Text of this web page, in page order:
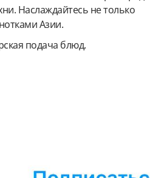
Наслаждайтесь не только
Азии.
подача блюд.